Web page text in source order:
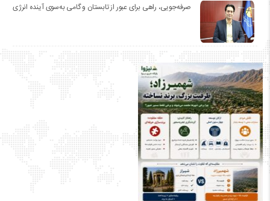
صرفه‌جویی، راهی برای عبور از تابستان و گامی به‌سوی آینده انرژی